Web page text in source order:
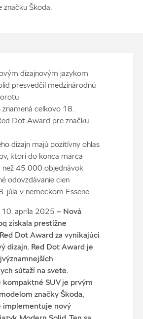
Škoda.
dizajnovým jazykom
presvedčil medzinárodnú
znamená celkovo 18.
Dot Award pre značku
dizajn majú pozitívny ohlas
ktorí do konca marca
než 45 000 objednávok
odovzdávanie cien
júla v nemeckom Essene
10. apríla 2025 – Nová
získala prestížne
Dot Award za vynikajúci
dizajn. Red Dot Award je
súťaží na svete.
SUV je prvým
značky Škoda,
implementuje nový